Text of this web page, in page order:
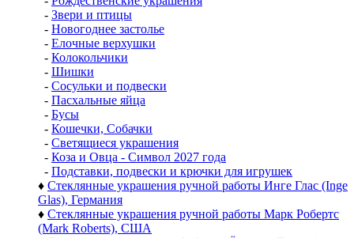
- Звери и птицы
- Новогоднее застолье
- Елочные верхушки
- Колокольчики
- Шишки
- Сосульки и подвески
- Пасхальные яйца
- Бусы
- Кошечки, Собачки
- Светящиеся украшения
- Коза и Овца - Символ 2027 года
- Подставки, подвески и крючки для игрушек
♦ Стеклянные украшения ручной работы Инге Глас (Inge
Glas), Германия
♦ Стеклянные украшения ручной работы Марк Робертс
(Mark Roberts), США